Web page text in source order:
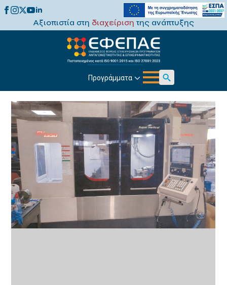
Αξιοπιστία στη διαχείριση της ανάπτυξης
Προγράμματα
Search
for: